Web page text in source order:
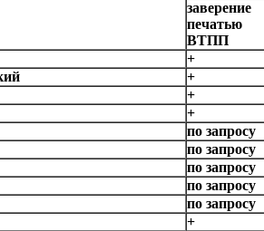
заверение
печатью
ВТПП
+
+
+
+
по запросу
по запросу
по запросу
по запросу
по запросу
+